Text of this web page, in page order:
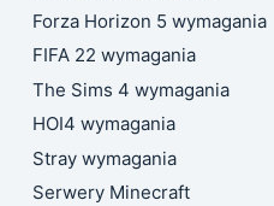
Forza Horizon 5 wymagania
FIFA 22 wymagania
The Sims 4 wymagania
HOI4 wymagania
Stray wymagania
Serwery Minecraft